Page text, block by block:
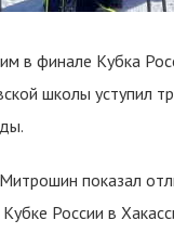
в финале Кубка
школы уступил
показал
России в